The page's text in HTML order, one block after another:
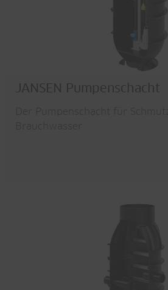
JANSEN Pumpenschacht